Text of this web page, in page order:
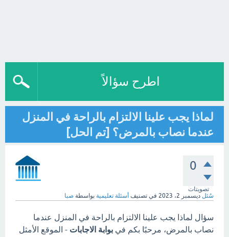
اطرح سؤالاً
لماذا يجب علينا الالتزام بالراحة في المنزل
عندما نصاب بالمرض؟ [تم الحل]
0
تصويتات
سُئل ديسمبر 2، 2023 في تصنيف أسئلة تعليمية بواسطة صبا
سؤال لماذا يجب علينا الالتزام بالراحة في المنزل عندما
نصاب بالمرض، مرحبًا بكم في بوابة الاجابات - الموقع الأمثل